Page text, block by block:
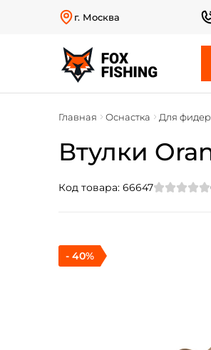
г. Москва
Главная Оснастка Для
Втулки
Код товара: 66647
- 40%